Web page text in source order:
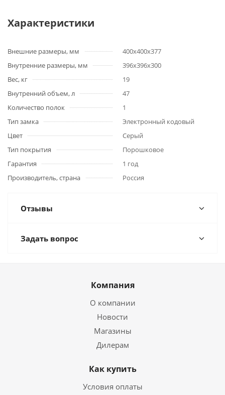
Характеристики
Внешние размеры, мм
400х400х377
Внутренние размеры, мм
396х396х300
Вес, кг
19
Внутренний объем, л
47
Количество полок
1
Тип замка
Электронный кодовый
Цвет
Серый
Тип покрытия
Порошковое
Гарантия
1 год
Производитель, страна
Россия
Отзывы
Задать вопрос
Компания
О компании
Новости
Магазины
Дилерам
Как купить
Условия оплаты